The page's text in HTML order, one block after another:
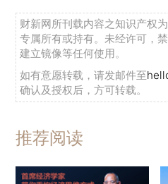
财新网所刊载内容之知识产权
专属所有或持有。未经许可，
建立镜像等任何使用。
如有意愿转载，请发邮件至
确认及授权后，方可转载。
推荐阅读